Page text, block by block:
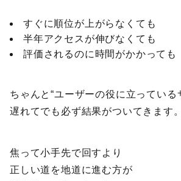
すぐに順位が上がらなくても
半年アクセスが伸びなくても
評価されるのに時間がかかっても
ちゃんと“ユーザーの役に立っている
遅れてでも必ず結果がついてきます。
焦って小手先で回すより
正しい道を地道に進む方が